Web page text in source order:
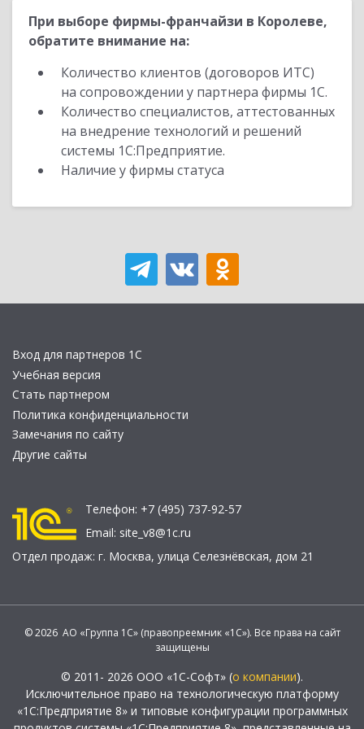
При выборе фирмы-франчайзи в Королеве,
обратите внимание на:
Количество клиентов (договоров ИТС)
на сопровождении у партнера фирмы 1С.
Количество специалистов, аттестованных
на внедрение технологий и решений
системы 1С:Предприятие.
Наличие у фирмы статуса
Вход для партнеров 1С
Учебная версия
Стать партнером
Политика конфиденциальности
Замечания по сайту
Другие сайты
Телефон: +7 (495) 737-92-57
Email: site_v8@1c.ru
Отдел продаж: г. Москва, улица Селезнёвская, дом 21
© 2026 АО «Группа 1С» (правопреемник «1С»). Все права на сайт
защищены
© 2011- 2026 ООО «1С-Софт» (о компании).
Исключительное право на технологическую платформу
«1С:Предприятие 8» и типовые конфигурации программных